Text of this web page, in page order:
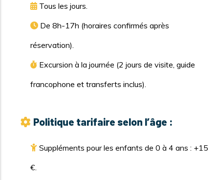
Tous les jours.
De 8h-17h (horaires confirmés après
réservation).
Excursion à la journée (2 jours de visite, guide
francophone et transferts inclus).
Politique tarifaire selon l’âge :
Suppléments pour les enfants de 0 à 4 ans : +15
€.